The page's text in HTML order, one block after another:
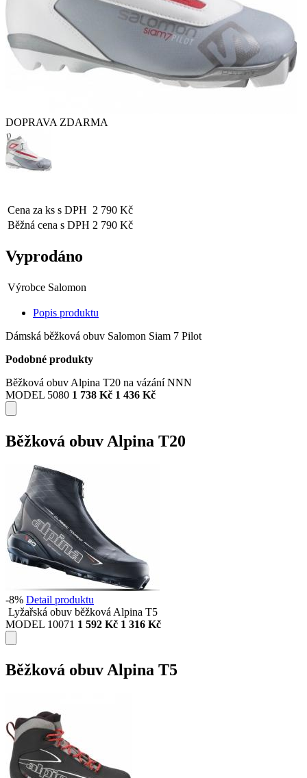
DOPRAVA ZDARMA
Cena za ks s DPH 2 790 Kč
Běžná cena s DPH 2 790 Kč
Vyprodáno
Výrobce Salomon
Popis produktu
Dámská běžková obuv Salomon Siam 7 Pilot
Podobné produkty
Běžková obuv Alpina T20 na vázání NNN
MODEL 5080 1 738 Kč 1 436 Kč
Běžková obuv Alpina T20
-8% Detail produktu
Lyžařská obuv běžková Alpina T5
MODEL 10071 1 592 Kč 1 316 Kč
Běžková obuv Alpina T5